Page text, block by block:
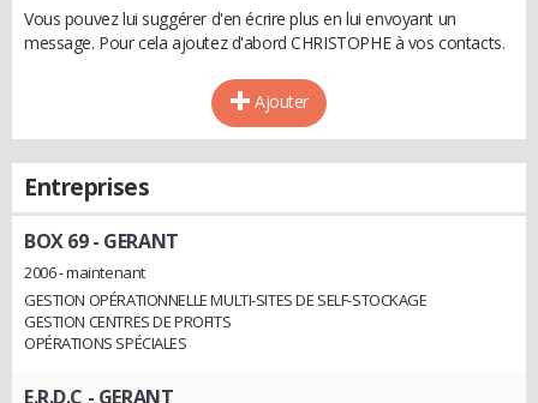
Vous pouvez lui suggérer d'en écrire plus en lui envoyant un
message. Pour cela ajoutez d'abord CHRISTOPHE à vos contacts.
Ajouter
Entreprises
BOX 69- GERANT
2006 - maintenant
GESTION OPÉRATIONNELLE MULTI-SITES DE SELF-STOCKAGE
GESTION CENTRES DE PROFITS
OPÉRATIONS SPÉCIALES
E.R.D.C - GERANT